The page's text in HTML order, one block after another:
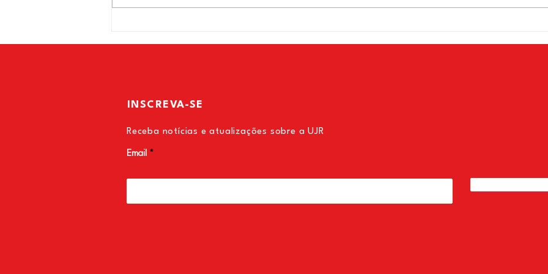
trabalhadores e os pobres”,
Leo
INSCREVA-SE
Receba notícias e atualizações sobre a UJR
Email